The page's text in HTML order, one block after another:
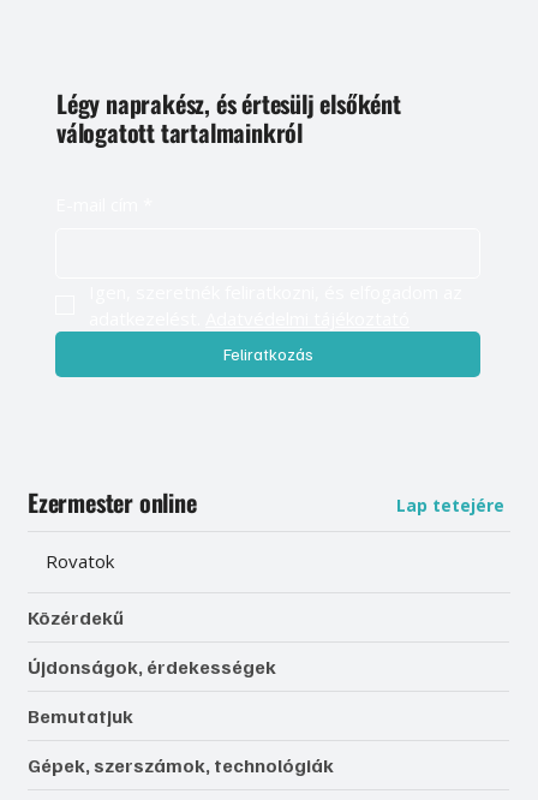
Légy naprakész, és értesülj elsőként
válogatott tartalmainkról
Feliratkozás
Ezermester online Lap tetejére
Rovatok
Közérdekű
Újdonságok, érdekességek
Bemutatjuk
Gépek, szerszámok, technológiák